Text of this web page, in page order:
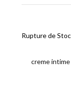
Rupture de
creme intime